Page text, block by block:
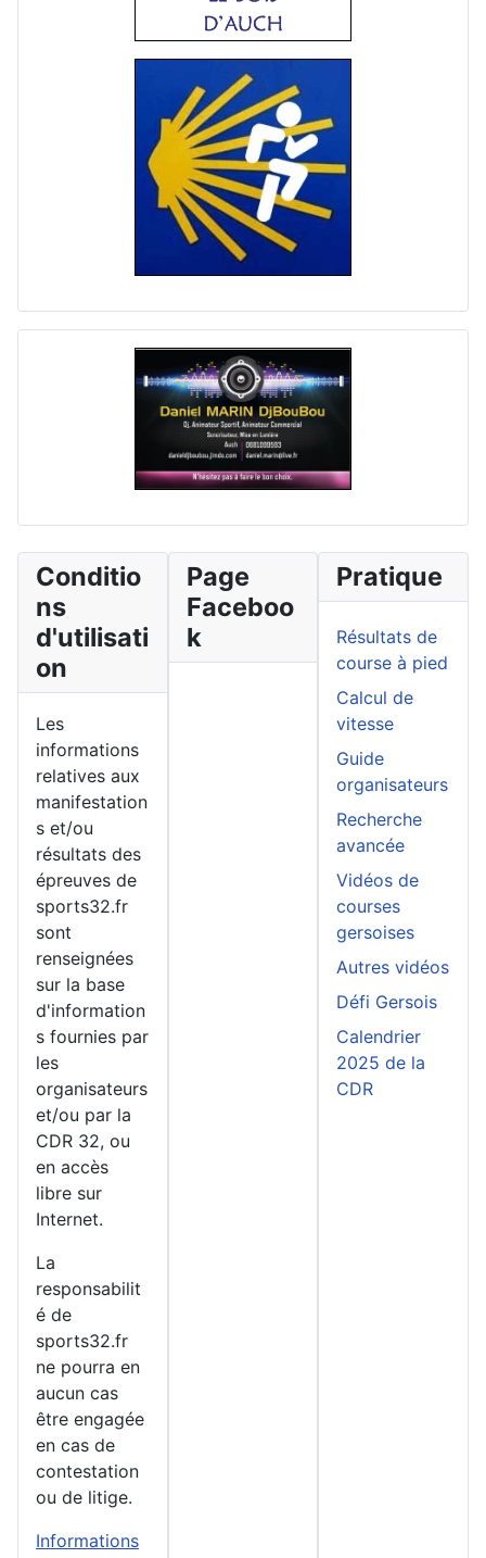
Conditio
ns
d'utilisati
on
Les
informations
relatives aux
manifestation
s et/ou
résultats des
épreuves de
sports32.fr
sont
renseignées
sur la base
d'information
s fournies par
les
organisateurs
et/ou par la
CDR 32, ou
en accès
libre sur
Internet.
La
responsabilit
é de
sports32.fr
ne pourra en
aucun cas
être engagée
en cas de
contestation
ou de litige.
Informations
Page
Faceboo
k
Pratique
Résultats de
course à pied
Calcul de
vitesse
Guide
organisateurs
Recherche
avancée
Vidéos de
courses
gersoises
Autres vidéos
Défi Gersois
Calendrier
2025 de la
CDR